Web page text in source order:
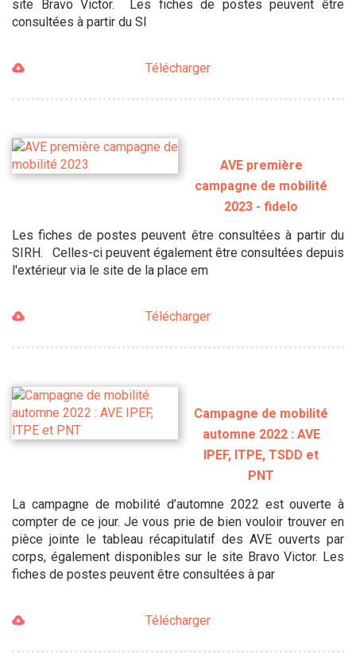
site Bravo Victor. Les fiches de postes peuvent être
consultées à partir du SI
Télécharger
AVE première
campagne de mobilité
2023 - fidelo
Les fiches de postes peuvent être consultées à partir du
SIRH. Celles-ci peuvent également être consultées depuis
l'extérieur via le site de la place em
Télécharger
Campagne de mobilité
automne 2022 : AVE
IPEF, ITPE, TSDD et
PNT
La campagne de mobilité d’automne 2022 est ouverte à
compter de ce jour. Je vous prie de bien vouloir trouver en
pièce jointe le tableau récapitulatif des AVE ouverts par
corps, également disponibles sur le site Bravo Victor. Les
fiches de postes peuvent être consultées à par
Télécharger